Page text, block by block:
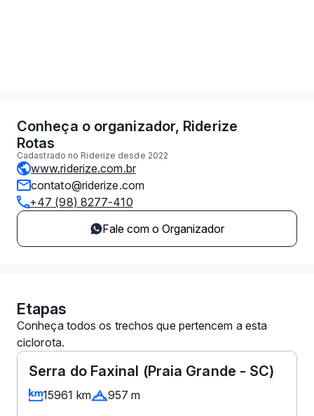
Conheça o organizador, Riderize
Rotas
Cadastrado no Riderize desde 2022
www.riderize.com.br
contato@riderize.com
+47 (98) 8277-410
Fale com o Organizador
Etapas
Conheça todos os trechos que pertencem a esta
ciclorota.
Serra do Faxinal (Praia Grande - SC)
15961 km 957 m